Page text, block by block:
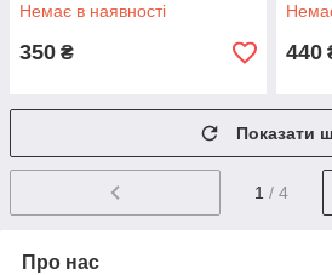
Немає в наявності
350 ₴ 440
Показати
1 / 4
Про нас